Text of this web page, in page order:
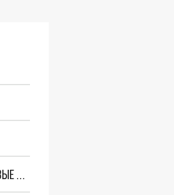
"ОЧЕНЬ ПЛОХИЕ НОВОСТИ": БОЛЬШАЯ ОШИБКА PALANTIR В РОССИИ. СТРАНЫ НАТО ВПЕРВЫЕ ЗА СВО ОСТАНОВИЛИ ПОСТАВКИ ОРУЖИЯ. ВСУ ТЕРЯЮТ ПРИГРАНИЧЬЕ?